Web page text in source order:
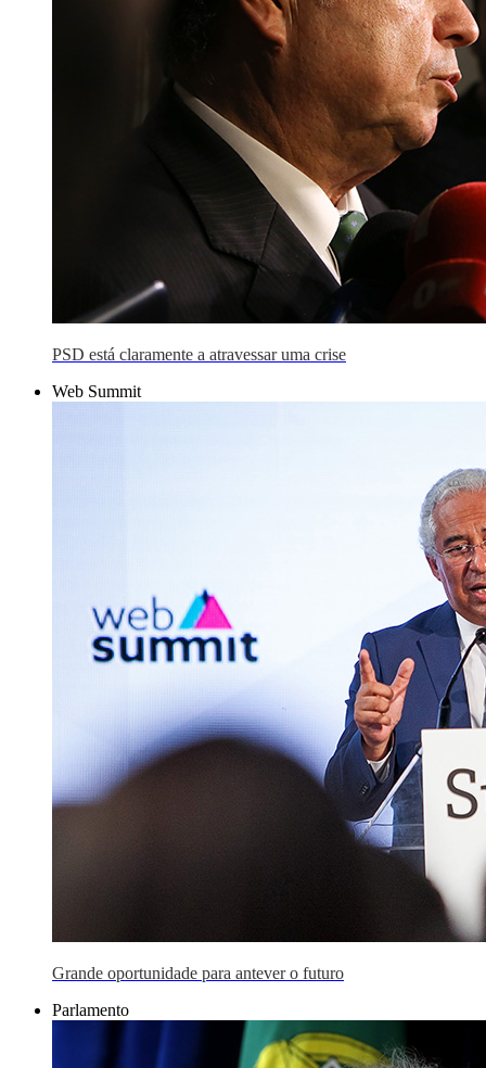
PSD está claramente a atravessar uma crise
Web Summit
Grande oportunidade para antever o futuro
Parlamento